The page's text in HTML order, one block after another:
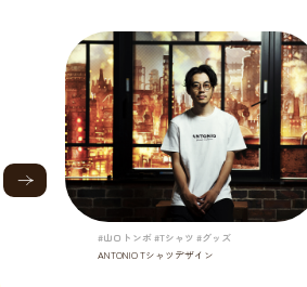
#山口トンボ #Tシャツ #グッズ
ANTONIO Tシャツデザイン